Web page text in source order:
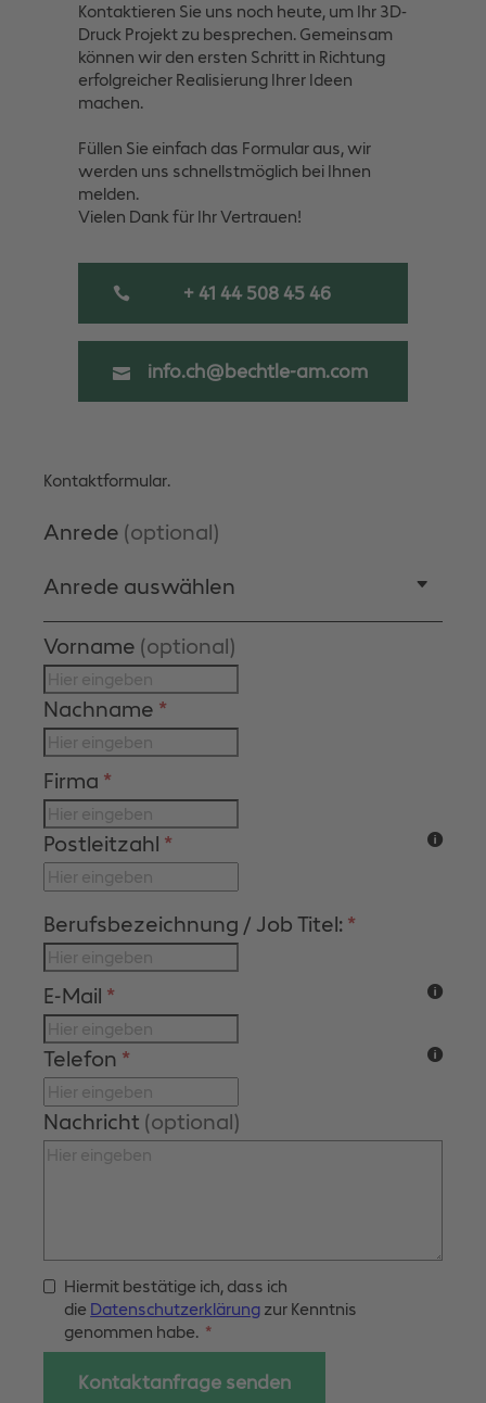
Kontaktieren Sie uns noch heute, um Ihr 3D-
Druck Projekt zu besprechen. Gemeinsam
können wir den ersten Schritt in Richtung
erfolgreicher Realisierung Ihrer Ideen
machen.
Füllen Sie einfach das Formular aus, wir
werden uns schnellstmöglich bei Ihnen
melden.
Vielen Dank für Ihr Vertrauen!
+ 41 44 508 45 46
info.ch@bechtle-am.com
Skip form
Kontaktformular.
Anrede (optional)
Anrede auswählen
Vorname (optional)
Nachname *
Firma *
Postleitzahl *
Berufsbezeichnung / Job Titel: *
E-Mail *
Telefon *
Nachricht (optional)
Hiermit bestätige ich, dass ich
die Datenschutzerklärung zur Kenntnis
genommen habe. *
Kontaktanfrage senden